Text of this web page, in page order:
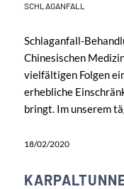
SCHLAGANFALL
Schlaganfall-
Chinesischen
vielfältigen Folgen
erhebliche
bringt. Im unserem
18/02/2020